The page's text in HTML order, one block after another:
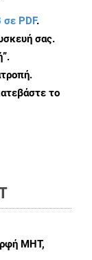
σε PDF.
σας.
.
το
MHT,